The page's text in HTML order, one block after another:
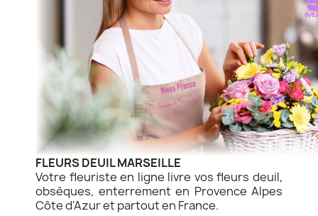
FLEURS DEUIL MARSEILLE
Votre fleuriste en ligne livre vos fleurs deuil,
obsèques, enterrement en Provence Alpes
Côte d'Azur et partout en France.